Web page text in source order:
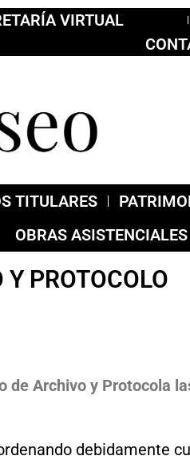
VIRTUAL
TITULARES
OBRAS ASISTENCIALES
PROTOCOLO
de Archivo y Protocola
debidamente